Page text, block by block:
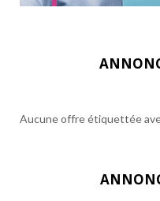
Aucune offre étiquettée